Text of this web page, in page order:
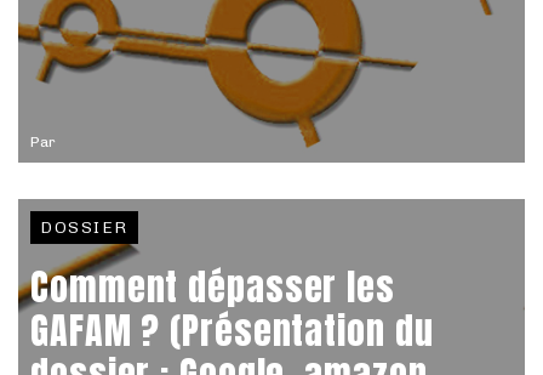
Par
DOSSIER
Comment dépasser les
GAFAM ? (Présentation du